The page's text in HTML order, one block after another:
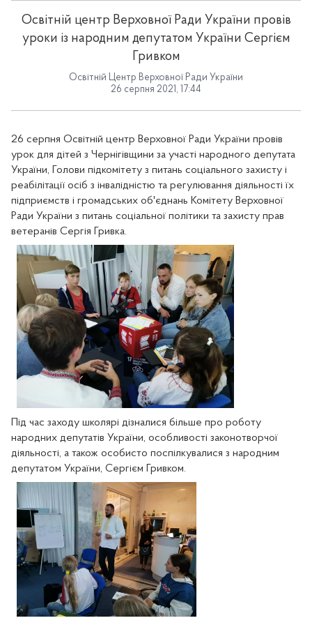
Освітній центр Верховної Ради України провів
уроки із народним депутатом України Сергієм
Гривком
Освітній Центр Верховної Ради України
26 серпня 2021, 17:44
26 серпня Освітній центр Верховної Ради України провів
урок для дітей з Чернігівщини за участі народного депутата
України,
Голови підкомітету з питань соціального захисту і
реабілітації осіб з інвалідністю та регулювання діяльності їх
підприємств і громадських об'єднань Комітету Верховної
Ради України з питань соціальної політики та захисту прав
ветеранів Сергія Гривка.
Під час заходу школярі дізналися більше про роботу
народних депутатів України, особливості законотворчої
діяльності, а також особисто поспілкувалися з народним
депутатом України, Сергієм Гривком.